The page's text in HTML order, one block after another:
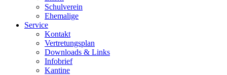
Schulverein
Ehemalige
Service
Kontakt
Vertretungsplan
Downloads & Links
Infobrief
Kantine